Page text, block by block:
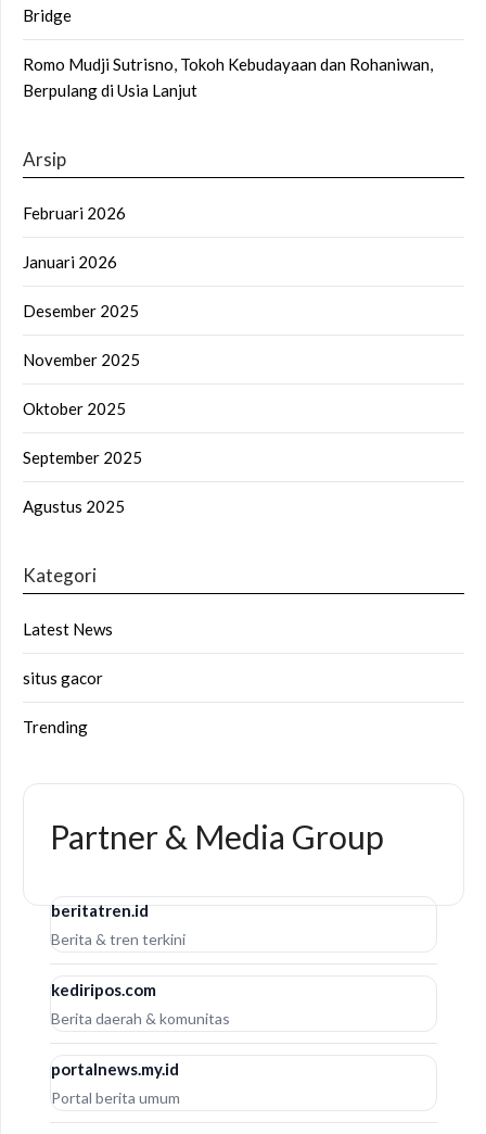
Bridge
Romo Mudji Sutrisno, Tokoh Kebudayaan dan Rohaniwan,
Berpulang di Usia Lanjut
Arsip
Februari 2026
Januari 2026
Desember 2025
November 2025
Oktober 2025
September 2025
Agustus 2025
Kategori
Latest News
situs gacor
Trending
Partner & Media Group
beritatren.id
Berita & tren terkini
kediripos.com
Berita daerah & komunitas
portalnews.my.id
Portal berita umum